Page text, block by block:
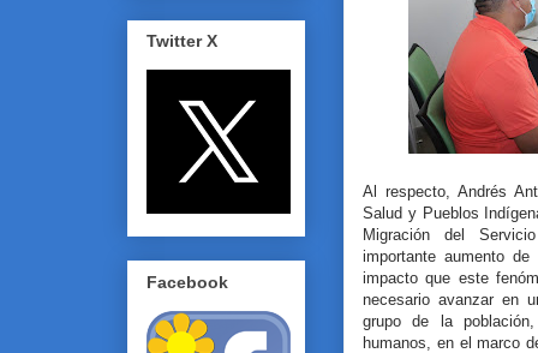
Al respecto, Andrés
Salud y Pueblos
Migración del
importante aumento
impacto que este
necesario avanzar en
grupo de la
humanos, en el marco
Twitter X
Facebook